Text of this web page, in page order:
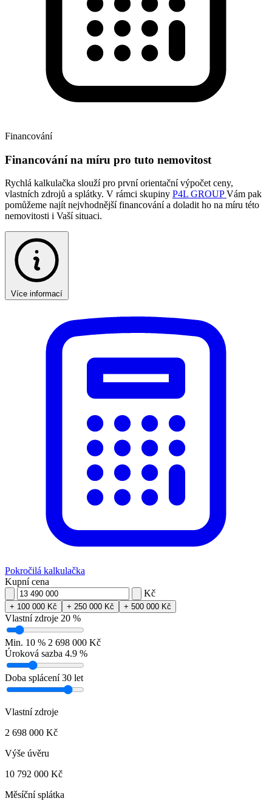
Financování
Financování na míru pro tuto nemovitost
Rychlá kalkulačka slouží pro první orientační výpočet ceny,
vlastních zdrojů a splátky. V rámci skupiny P4L GROUPVám pak
pomůžeme najít nejvhodnější financování a doladit ho na míru této
nemovitosti i Vaší situaci.
Více informací
Pokročilá kalkulačka
Kupní cena
Kč
+ 100 000 Kč + 250 000 Kč + 500 000 Kč
Vlastní zdroje 20 %
Min. 10 % 2 698 000 Kč
Úroková sazba 4.9 %
Doba splácení 30 let
Vlastní zdroje
2 698 000 Kč
Výše úvěru
10 792 000 Kč
Měsíční splátka